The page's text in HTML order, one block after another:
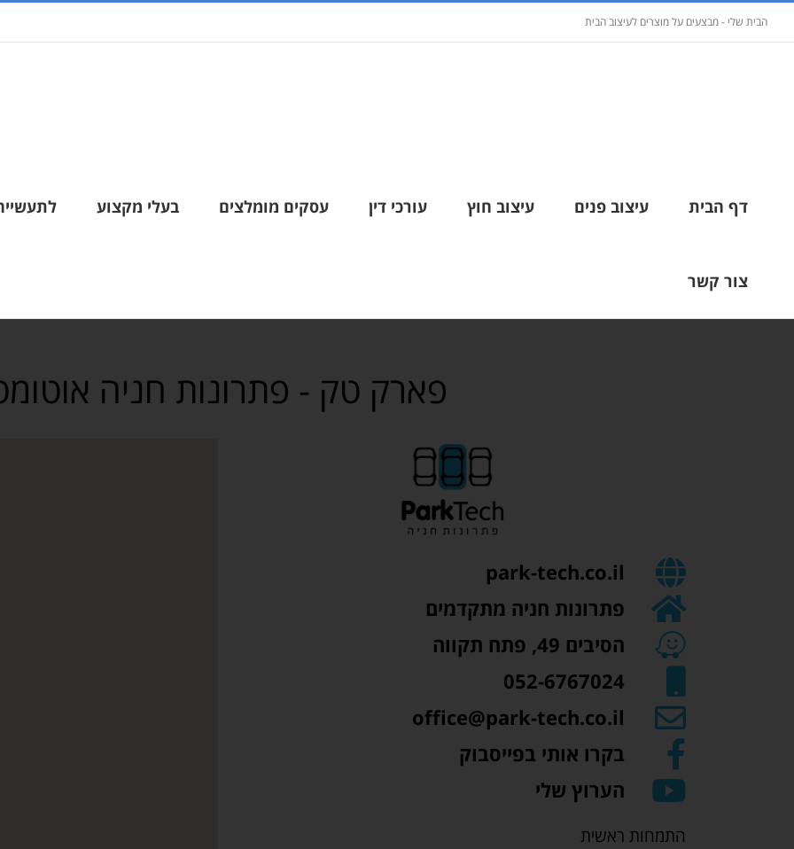
הבית שלי - מבצעים על מוצרים לעיצוב הבית
דף הבית עיצוב פנים עיצוב חוץ עורכי דין עסקים מומלצים בעלי מקצוע
צור קשר
פארק טק - פתרונות חניה
park-tech.co.il
פתרונות חניה מתקדמים
הסיבים 49, פתח תקווה
052-6767024​
office@park-tech.co.il
בקרו אותי בפייסבוק
הערוץ שלי
התמחות ראשית